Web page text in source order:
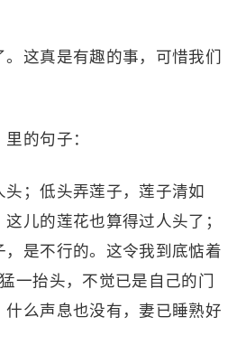
这真是有趣的事，可惜我们
的句子：
；低头弄莲子，莲子清如
儿的莲花也算得过人头了；
，是不行的。这令我到底惦着
一抬头，不觉已是自己的门
什么声息也没有，妻已睡熟好